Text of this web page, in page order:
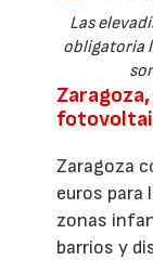
Las
obligatoria
Zaragoza
euros para
zonas
barrios y